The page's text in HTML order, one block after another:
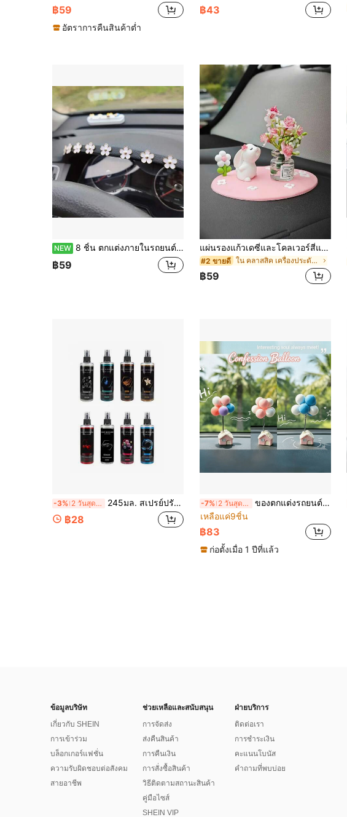
฿59
อัตราการคืนสินค้าต่ำ
฿43
NEW 8 ชิ้น ตกแต่งภายในรถยนต์ ดอกไม้โลหะ กระจกมองหลัง อุปกรณ์เสริมคอนโซล ดอกไม้ขนาดเล็ก ตกแต่งภายในรถยนต์ กระจกมองหลัง คอนโซลกลาง ตกแต่งแผง อุปกรณ์เสริมรถยนต์ อุปกรณ์เสริมรถยนต์ เป็ด กระจกมองหลังรถยนต์ อุปกรณ์แขวน
฿59
แผ่นรองแก้วเดซี่และโคลเวอร์สี่แฉกน่ารักสร้างสรรค์, เครื่องประดับตกแต่งรถยนต์/เดสก์ท็อปขนาดเล็ก, กระต่ายยางและแมวตกแต่งรถยนต์น่ารัก, แจกันขนาดเล็กพร้อมหุ่นสัตว์น่ารัก, เหมาะสำหรับตกแต่งภายในรถยนต์
#2 ขายดี ใน คลาสสิค เครื่องประดับรถยนต์
฿59
-3% 2 วันสุดท้าย 245มล. สเปรย์ปรับอากาศในรถยนต์กลิ่นดอกไม้และผลไม้ความจุขนาดใหญ่, กลิ่นหอมติดทนนาน, กำจัดกลิ่นและเครื่องฟอกอากาศสำหรับรถยนต์, บ้าน, ห้องน้ำ, ห้องนอน, โรงแรม, สำนักงาน, สเปรย์กระจายกลิ่นหอมอเนกประสงค์, จำเป็นสำหรับผู้หญิง, เหมาะสำหรับการตั้งแคมป์และรถ RV, ของขวัญที่ดีสำหรับผู้หญิง, ผู้ชายและคู่รัก, กลิ่นดอกไม้และผลไม้สดชื่น, สร้างบรรยากาศในทุกพื้นที่
฿28
-7% 2 วันสุดท้าย
ของตกแต่งรถยนต์ลูกโป่งสารภาพรักสร้างสรรค์, ตกแต่งคอนโซลรถ, อุปกรณ์ตกแต่งภายในรถยนต์, บ้านลูกโป่ง, น่ารัก
เหลือแค่9ชิ้น
฿83
ก่อตั้งเมื่อ 1 ปีที่แล้ว
ข้อมูลบริษัท
เกี่ยวกับ SHEIN
การเข้าร่วม
บล็อกเกอร์แฟชั่น
ความรับผิดชอบต่อสังคม
สายอาชีพ
ช่วยเหลือและสนับสนุน
การจัดส่ง
ส่งคืนสินค้า
การคืนเงิน
การสั่งซื้อสินค้า
วิธีติดตามสถานะสินค้า
คู่มือไซส์
SHEIN VIP
ฝ่ายบริการ
ติดต่อเรา
การชำระเงิน
คะแนนโบนัส
คำถามที่พบบ่อย